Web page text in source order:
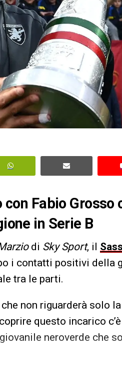
Fabio Grosso
in Serie B
di Sky Sport, il
i contatti positivi della
tra le parti.
non riguarderà solo
questo incarico
neroverde che